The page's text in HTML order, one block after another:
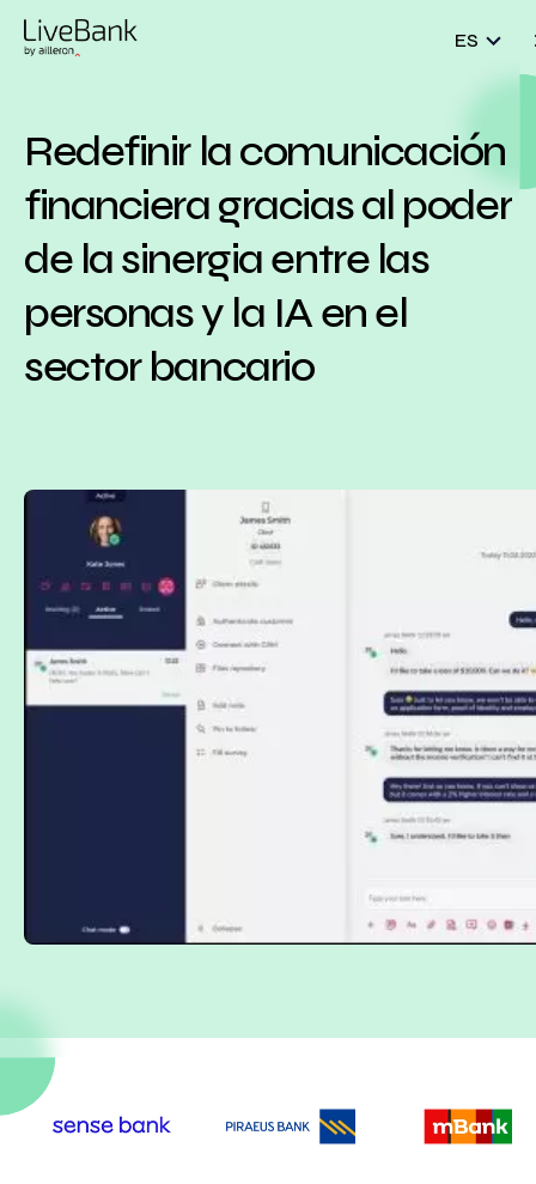
ES
Redefinir la comunicación
financiera gracias al poder
de la sinergia entre las
personas y la IA en el
sector bancario